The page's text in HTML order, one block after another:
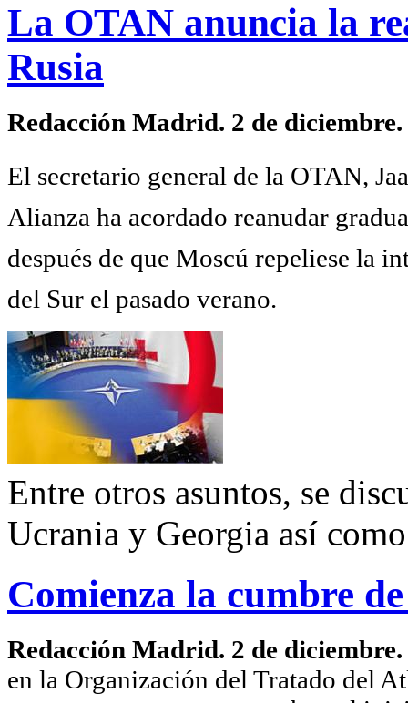
La OTAN anuncia la
Rusia
Redacción Madrid. 2 de diciembre.
El secretario general de la OTAN,
Alianza ha acordado reanudar
después de que Moscú repeliese la
del Sur el pasado verano.
Entre otros asuntos, se
Ucrania y Georgia así
Comienza la cumbre
Redacción Madrid. 2 de diciembre.
en la Organización del Tratado del